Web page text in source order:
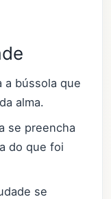
a bússola que
alma.
se preencha
do que foi
se